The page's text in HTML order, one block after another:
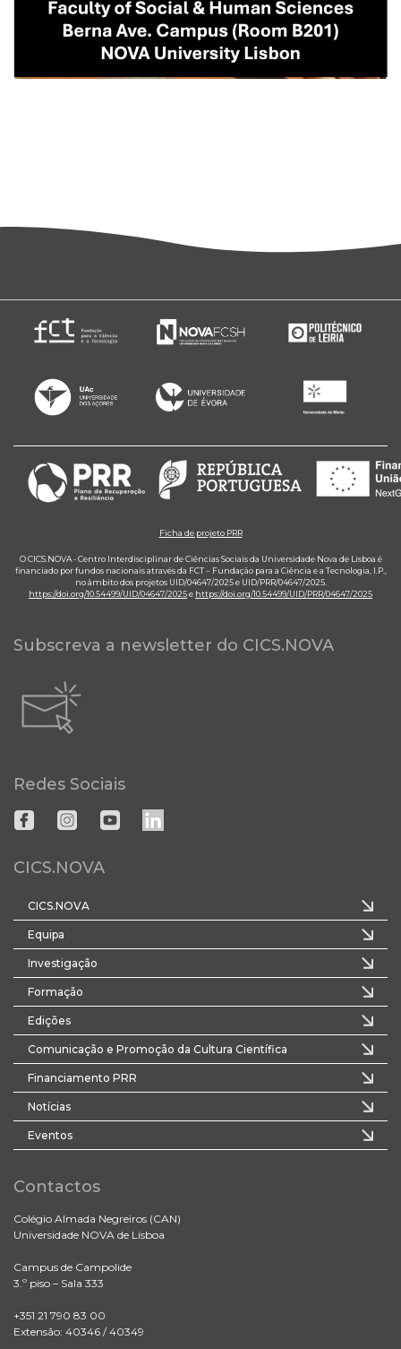
Ficha de projeto PRR
O CICS.NOVA - Centro Interdisciplinar de Ciências Sociais da Universidade Nova de Lisboa é
financiado por fundos nacionais através da FCT – Fundação para a Ciência e a Tecnologia, I.P.,
no âmbito dos projetos UID/04647/2025 e UID/PRR/04647/2025.
https://doi.org/10.54499/UID/04647/2025e https://doi.org/10.54499/UID/PRR/04647/2025
Subscreva a newsletter do CICS.NOVA
Redes Sociais
CICS.NOVA
CICS.NOVA
Equipa
Investigação
Formação
Edições
Comunicação e Promoção da Cultura Científica
Financiamento PRR
Notícias
Eventos
Contactos
Colégio Almada Negreiros (CAN)
Universidade NOVA de Lisboa
Campus de Campolide
3.º piso – Sala 333
+351 21 790 83 00
Extensão: 40346 / 40349